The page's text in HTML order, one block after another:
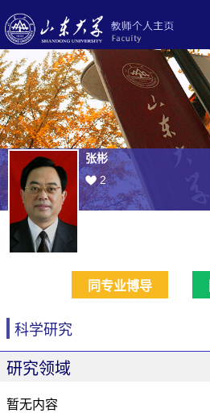
张彬
2
同专业博导
科学研究
研究领域
暂无内容